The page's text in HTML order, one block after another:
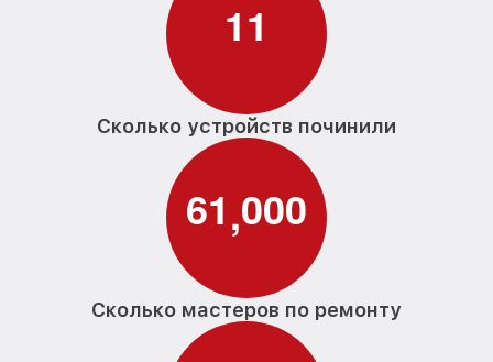
11
Сколько устройств починили
61,000
Сколько мастеров по ремонту